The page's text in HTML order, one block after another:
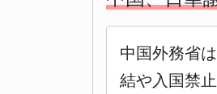
中国外務省
結や入国禁